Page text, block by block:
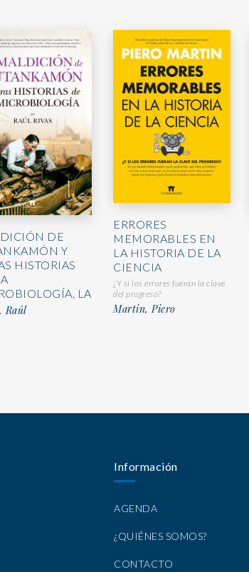
DE
Y
HISTORIAS
LA
Raúl
ERRORES
MEMORABLES EN
LA HISTORIA DE LA
CIENCIA
¿Y si los errores fueran la clave
del progreso?
Martin, Piero
Información
AGENDA
¿QUIÉNES SOMOS?
CONTACTO